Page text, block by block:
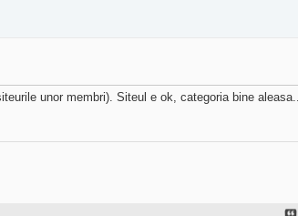
unor membri). Siteul e ok, categoria bine